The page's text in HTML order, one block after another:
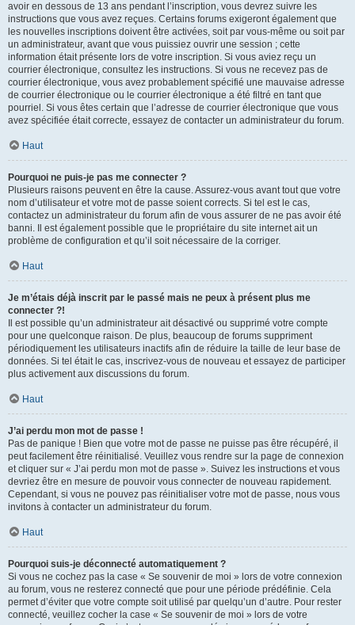
avoir en dessous de 13 ans pendant l’inscription, vous devrez suivre les
instructions que vous avez reçues. Certains forums exigeront également que
les nouvelles inscriptions doivent être activées, soit par vous-même ou soit par
un administrateur, avant que vous puissiez ouvrir une session ; cette
information était présente lors de votre inscription. Si vous aviez reçu un
courrier électronique, consultez les instructions. Si vous ne recevez pas de
courrier électronique, vous avez probablement spécifié une mauvaise adresse
de courrier électronique ou le courrier électronique a été filtré en tant que
pourriel. Si vous êtes certain que l’adresse de courrier électronique que vous
avez spécifiée était correcte, essayez de contacter un administrateur du forum.
Haut
Pourquoi ne puis-je pas me connecter ?
Plusieurs raisons peuvent en être la cause. Assurez-vous avant tout que votre
nom d’utilisateur et votre mot de passe soient corrects. Si tel est le cas,
contactez un administrateur du forum afin de vous assurer de ne pas avoir été
banni. Il est également possible que le propriétaire du site internet ait un
problème de configuration et qu’il soit nécessaire de la corriger.
Haut
Je m’étais déjà inscrit par le passé mais ne peux à présent plus me
connecter ?!
Il est possible qu’un administrateur ait désactivé ou supprimé votre compte
pour une quelconque raison. De plus, beaucoup de forums suppriment
périodiquement les utilisateurs inactifs afin de réduire la taille de leur base de
données. Si tel était le cas, inscrivez-vous de nouveau et essayez de participer
plus activement aux discussions du forum.
Haut
J’ai perdu mon mot de passe !
Pas de panique ! Bien que votre mot de passe ne puisse pas être récupéré, il
peut facilement être réinitialisé. Veuillez vous rendre sur la page de connexion
et cliquer sur « J’ai perdu mon mot de passe ». Suivez les instructions et vous
devriez être en mesure de pouvoir vous connecter de nouveau rapidement.
Cependant, si vous ne pouvez pas réinitialiser votre mot de passe, nous vous
invitons à contacter un administrateur du forum.
Haut
Pourquoi suis-je déconnecté automatiquement ?
Si vous ne cochez pas la case « Se souvenir de moi » lors de votre connexion
au forum, vous ne resterez connecté que pour une période prédéfinie. Cela
permet d’éviter que votre compte soit utilisé par quelqu’un d’autre. Pour rester
connecté, veuillez cocher la case « Se souvenir de moi » lors de votre